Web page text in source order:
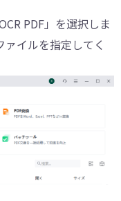
PDF」を選択しま
イルを指定してく